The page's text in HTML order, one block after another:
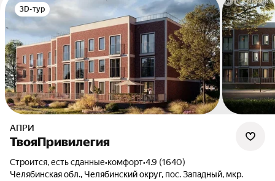
3D-тур
АПРИ
ТвояПривилегия
Строится, есть сданные•комфорт•4.9 (1640)
Челябинская обл., Челябинский округ, пос. Западный, мкр.